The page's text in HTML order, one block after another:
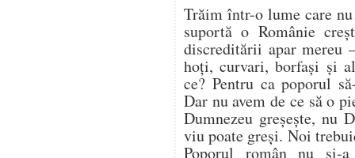
Trăim într-o lume care
suportă o Românie
discreditării apar
hoți, curvari, borfași și
ce? Pentru ca poporul
Dar nu avem de ce să o
Dumnezeu greșește, nu
viu poate greși. Noi
Poporul român nu și-